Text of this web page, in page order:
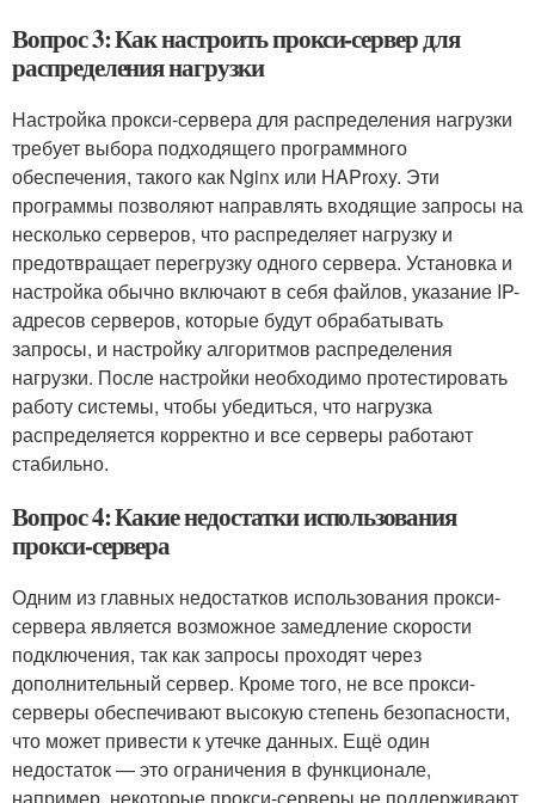
Вопрос 3: Как настроить прокси-сервер для
распределения нагрузки
Настройка прокси-сервера для распределения нагрузки
требует выбора подходящего программного
обеспечения, такого как Nginx или HAProxy. Эти
программы позволяют направлять входящие запросы на
несколько серверов, что распределяет нагрузку и
предотвращает перегрузку одного сервера. Установка и
настройка обычно включают в себя файлов, указание IP-
адресов серверов, которые будут обрабатывать
запросы, и настройку алгоритмов распределения
нагрузки. После настройки необходимо протестировать
работу системы, чтобы убедиться, что нагрузка
распределяется корректно и все серверы работают
стабильно.
Вопрос 4: Какие недостатки использования
прокси-сервера
Одним из главных недостатков использования прокси-
сервера является возможное замедление скорости
подключения, так как запросы проходят через
дополнительный сервер. Кроме того, не все прокси-
серверы обеспечивают высокую степень безопасности,
что может привести к утечке данных. Ещё один
недостаток — это ограничения в функционале,